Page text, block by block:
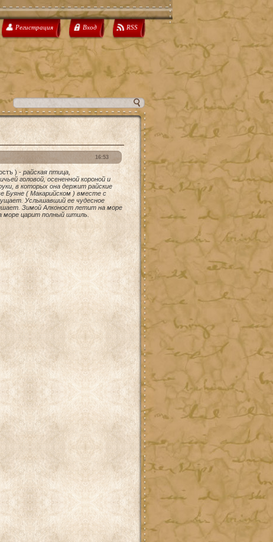
Регистрация Вход RSS
16:53
) - райская птица,
головой, осененной короной и
в которых она держит райские
Буяне ( Макарийском ) вместе с
Услышавший ее чудесное
Зимой Алконост летит на море
море царит полный штиль.